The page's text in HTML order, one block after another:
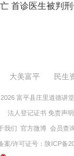
首诊医生被判
大美富平 民生
富平县庄里道德讲
法人登记证书 免责声
我们 官方微博 会员查
案/许可证号： 陕ICP备